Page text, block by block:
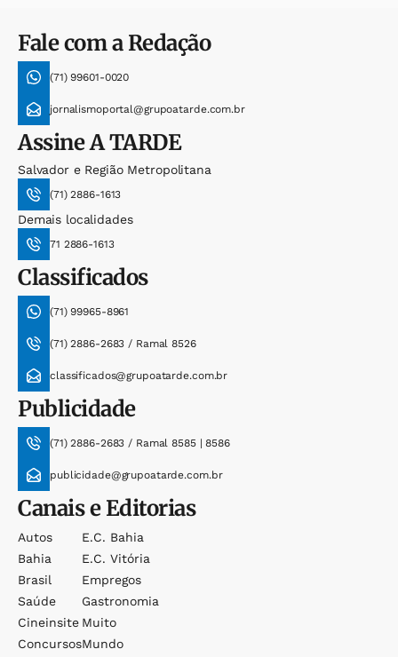
Fale com a Redação
(71) 99601-0020
jornalismoportal@grupoatarde.com.br
AssineA TARDE
Salvador e Região Metropolitana
(71) 2886-1613
Demais localidades
71 2886-1613
Classificados
(71) 99965-8961
(71) 2886-2683 / Ramal 8526
classificados@grupoatarde.com.br
Publicidade
(71) 2886-2683 / Ramal 8585 | 8586
publicidade@grupoatarde.com.br
Canais e Editorias
Autos
Bahia
Brasil
Saúde
Cineinsite
Concursos
E.c. Bahia
E.c. Vitória
Empregos
Gastronomia
Muito
Mundo